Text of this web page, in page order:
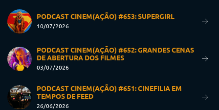
PODCAST CINEM(AÇÃO) #653: SUPERGIRL
10/07/2026
PODCAST CINEM(AÇÃO) #652: GRANDES CENAS
DE ABERTURA DOS FILMES
03/07/2026
PODCAST CINEM(AÇÃO) #651: CINEFILIA EM
TEMPOS DE FEED
26/06/2026